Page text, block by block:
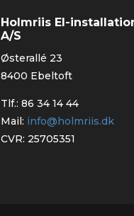
Holmriis El-
A/S
Østerallé 23
8400 Ebeltoft
Tlf.:86 34 14 44
Mail: info@holmriis.dk
CVR: 25705351